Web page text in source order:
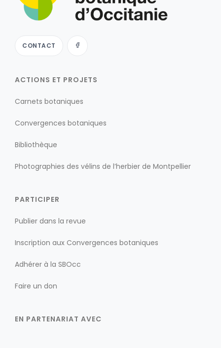
CONTACT
ACTIONS ET PROJETS
Carnets botaniques
Convergences botaniques
Bibliothèque
Photographies des vélins de l’herbier de Montpellier
PARTICIPER
Publier dans la revue
Inscription aux Convergences botaniques
Adhérer à la SBOcc
Faire un don
EN PARTENARIAT AVEC